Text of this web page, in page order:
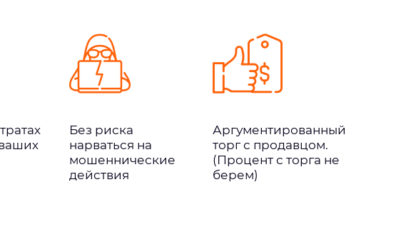
Без риска
нарваться на
мошеннические
действия
Аргументированный
торг с продавцом.
(Процент с торга не
берем)